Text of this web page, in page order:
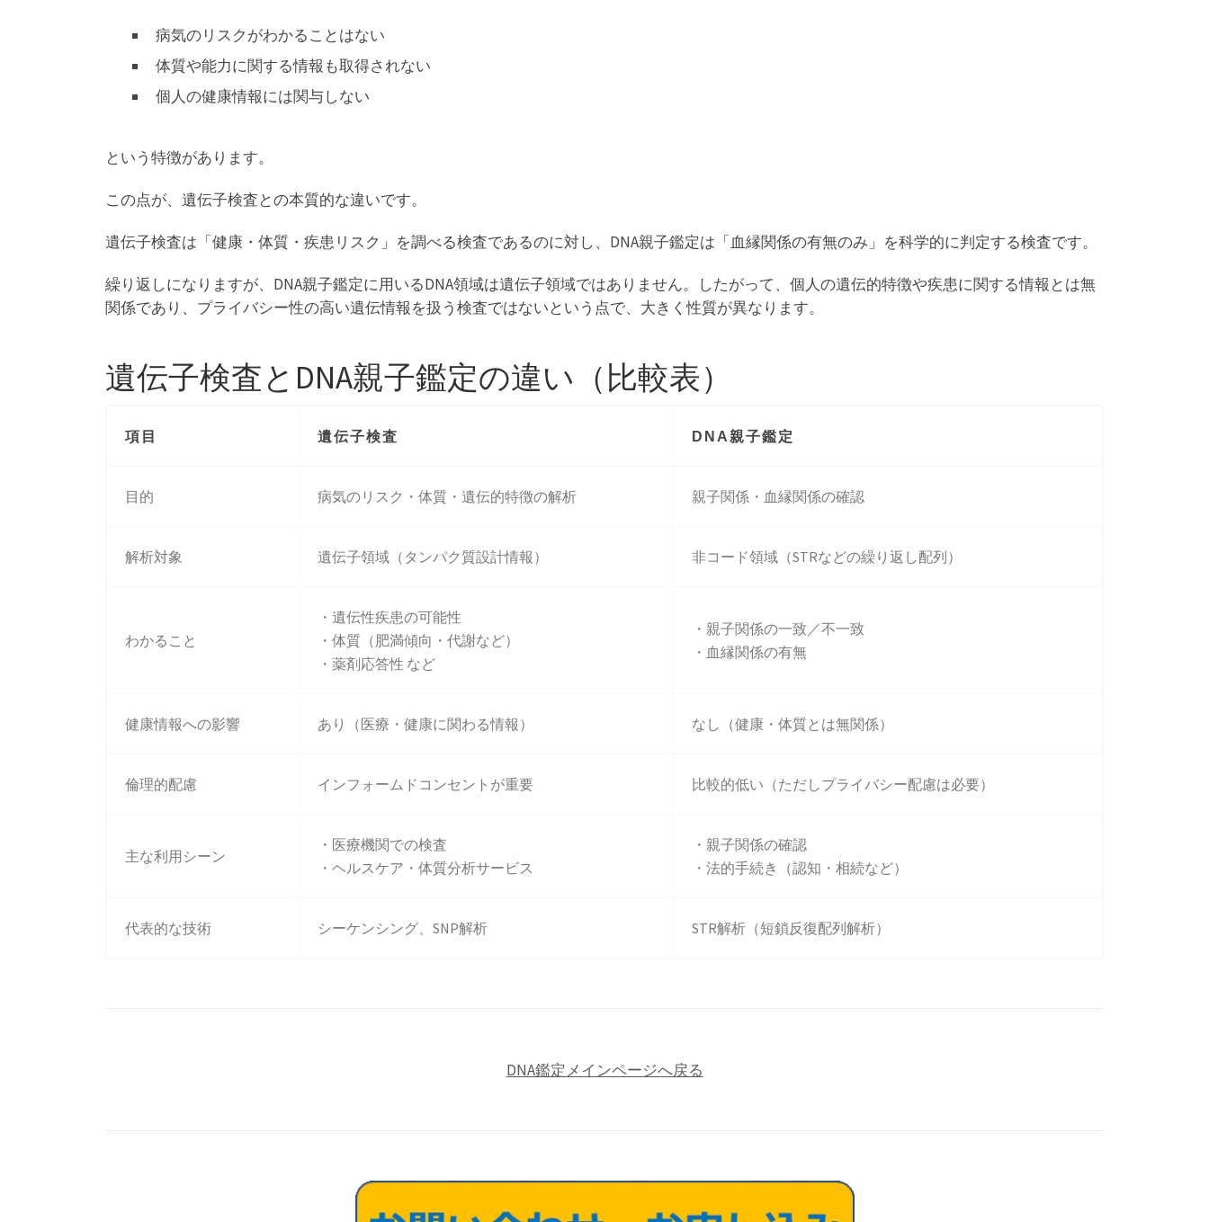
病気のリスクがわかることはない
体質や能力に関する情報も取得されない
個人の健康情報には関与しない
という特徴があります。
この点が、遺伝子検査との本質的な違いです。
遺伝子検査は「健康・体質・疾患リスク」を調べる検査であるのに対し、DNA親子鑑定は「血縁関係の有無のみ」を科学的に判定する検査です。
繰り返しになりますが、DNA親子鑑定に用いるDNA領域は遺伝子領域ではありません。したがって、個人の遺伝的特徴や疾患に関する情報とは無
関係であり、プライバシー性の高い遺伝情報を扱う検査ではないという点で、大きく性質が異なります。
遺伝子検査とDNA親子鑑定の違い（比較表）
項目 遺伝子検査 DNA親子鑑定
目的 病気のリスク・体質・遺伝的特徴の解析 親子関係・血縁関係の確認
解析対象 遺伝子領域（タンパク質設計情報） 非コード領域（STRなどの繰り返し配列）
わかること
・遺伝性疾患の可能性
・体質（肥満傾向・代謝など）
・薬剤応答性 など
・親子関係の一致／不一致
・血縁関係の有無
健康情報への影響 あり（医療・健康に関わる情報） なし（健康・体質とは無関係）
倫理的配慮 インフォームドコンセントが重要 比較的低い（ただしプライバシー配慮は必要）
主な利用シーン
・医療機関での検査
・ヘルスケア・体質分析サービス
・親子関係の確認
・法的手続き（認知・相続など）
代表的な技術 シーケンシング、SNP解析 STR解析（短鎖反復配列解析）
DNA鑑定メインページへ戻る